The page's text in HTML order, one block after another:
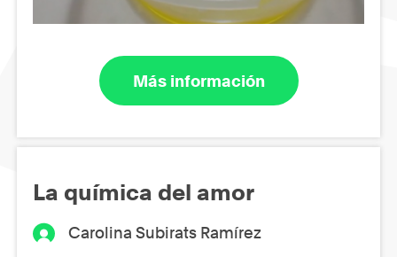
Más información
La química del amor
Carolina Subirats Ramírez